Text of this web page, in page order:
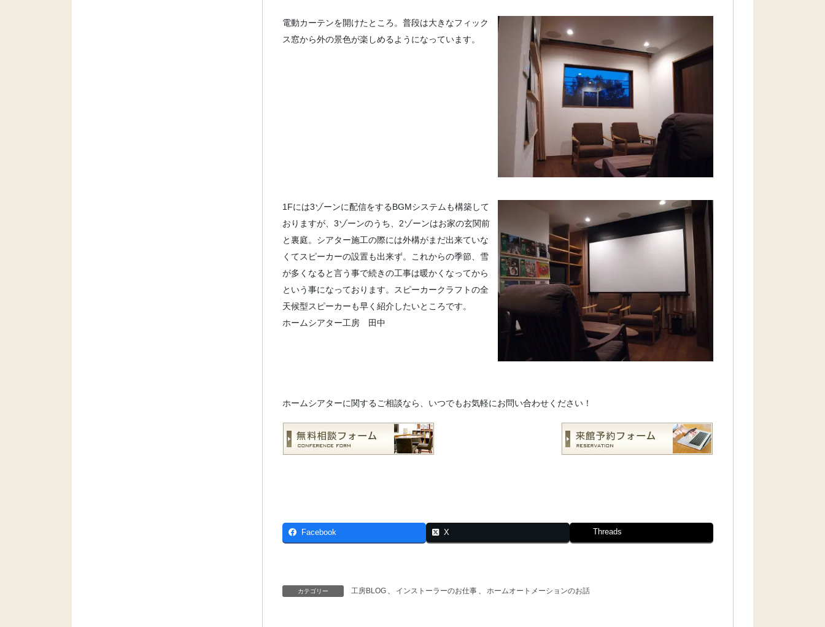
電動カーテンを開けたところ。普段は大きなフィック
ス窓から外の景色が楽しめるようになっています。
1Fには3ゾーンに配信をするBGMシステムも構築して
おりますが、3ゾーンのうち、2ゾーンはお家の玄関前
と裏庭。シアター施工の際には外構がまだ出来ていな
くてスピーカーの設置も出来ず。これからの季節、雪
が多くなると言う事で続きの工事は暖かくなってから
という事になっております。スピーカークラフトの全
天候型スピーカーも早く紹介したいところです。
ホームシアター工房 田中
ホームシアターに関するご相談なら、いつでもお気軽にお問い合わせください！
Facebook X Threads
カテゴリー 工房BLOG 、 インストーラーのお仕事 、 ホームオートメーションのお話